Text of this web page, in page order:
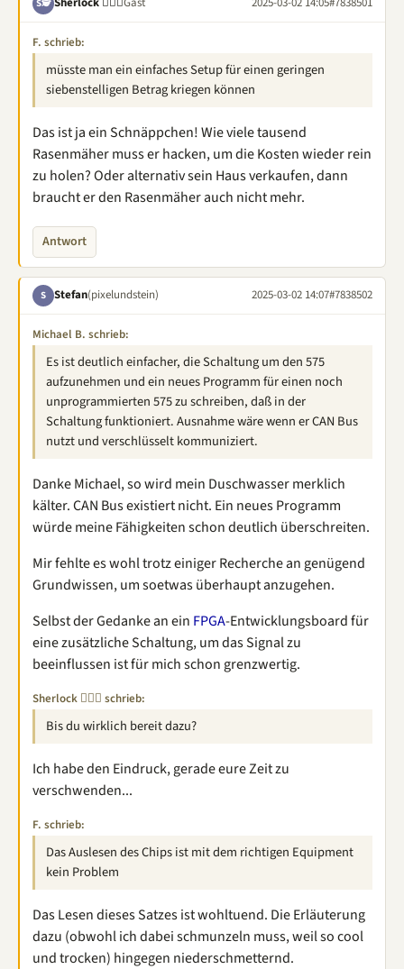
S🕵
F. schrieb:
müsste man ein einfaches Setup für einen geringen
siebenstelligen Betrag kriegen können
Das ist ja ein Schnäppchen! Wie viele tausend
Rasenmäher muss er hacken, um die Kosten wieder rein
zu holen? Oder alternativ sein Haus verkaufen, dann
braucht er den Rasenmäher auch nicht mehr.
Antwort
S Stefan(pixelundstein) 2025-03-02 14:07#7838502
Michael B. schrieb:
Es ist deutlich einfacher, die Schaltung um den 575
aufzunehmen und ein neues Programm für einen noch
unprogrammierten 575 zu schreiben, daß in der
Schaltung funktioniert. Ausnahme wäre wenn er CAN Bus
nutzt und verschlüsselt kommuniziert.
Danke Michael, so wird mein Duschwasser merklich
kälter. CAN Bus existiert nicht. Ein neues Programm
würde meine Fähigkeiten schon deutlich überschreiten.
Mir fehlte es wohl trotz einiger Recherche an genügend
Grundwissen, um soetwas überhaupt anzugehen.
Selbst der Gedanke an ein FPGA-Entwicklungsboard für
eine zusätzliche Schaltung, um das Signal zu
beeinflussen ist für mich schon grenzwertig.
Sherlock 🕵🏽‍♂️ schrieb:
Bis du wirklich bereit dazu?
Ich habe den Eindruck, gerade eure Zeit zu
verschwenden...
F. schrieb:
Das Auslesen des Chips ist mit dem richtigen Equipment
kein Problem
Das Lesen dieses Satzes ist wohltuend. Die Erläuterung
dazu (obwohl ich dabei schmunzeln muss, weil so cool
und trocken) hingegen niederschmetternd.